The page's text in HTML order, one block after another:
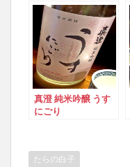
真澄 純米吟醸 うす
にごり
たらの白子